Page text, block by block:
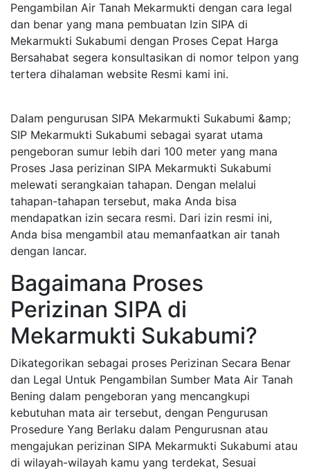
Pengambilan Air Tanah Mekarmukti dengan cara legal
dan benar yang mana pembuatan Izin SIPA di
Mekarmukti Sukabumi dengan Proses Cepat Harga
Bersahabat segera konsultasikan di nomor telpon yang
tertera dihalaman website Resmi kami ini.
Dalam pengurusan SIPA Mekarmukti Sukabumi &amp;
SIP Mekarmukti Sukabumi sebagai syarat utama
pengeboran sumur lebih dari 100 meter yang mana
Proses Jasa perizinan SIPA Mekarmukti Sukabumi
melewati serangkaian tahapan. Dengan melalui
tahapan-tahapan tersebut, maka Anda bisa
mendapatkan izin secara resmi. Dari izin resmi ini,
Anda bisa mengambil atau memanfaatkan air tanah
dengan lancar.
Bagaimana Proses
Perizinan SIPA di
Mekarmukti Sukabumi?
Dikategorikan sebagai proses Perizinan Secara Benar
dan Legal Untuk Pengambilan Sumber Mata Air Tanah
Bening dalam pengeboran yang mencangkupi
kebutuhan mata air tersebut, dengan Pengurusan
Prosedure Yang Berlaku dalam Pengurusnan atau
mengajukan perizinan SIPA Mekarmukti Sukabumi atau
di wilayah-wilayah kamu yang terdekat, Sesuai